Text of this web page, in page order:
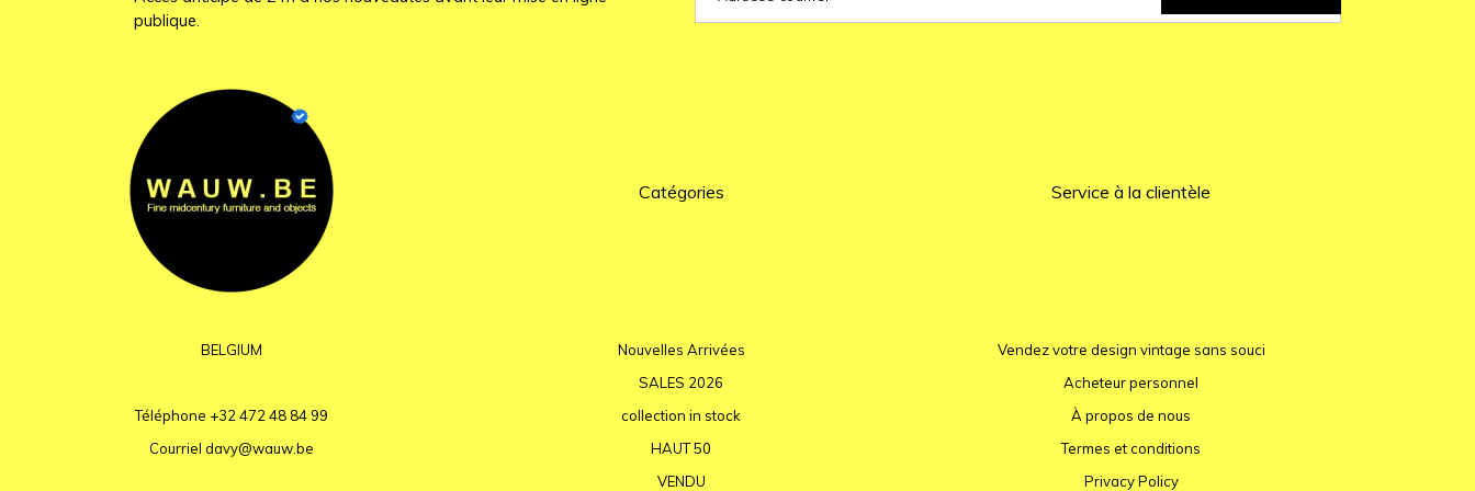
publique.
BELGIUM
Téléphone +32 472 48 84 99
Courriel davy@wauw.be
Catégories
Nouvelles Arrivées
SALES 2026
collection in stock
HAUT 50
VENDU
Service à la clientèle
Vendez votre design vintage sans souci
Acheteur personnel
À propos de nous
Termes et conditions
Privacy Policy